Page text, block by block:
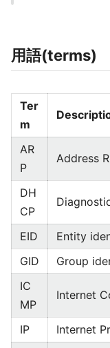
用語(terms)
Ter
m
AR
P
Address
DH
CP
EID
Entity
GID
Group
IC
MP
Internet
IP
Internet